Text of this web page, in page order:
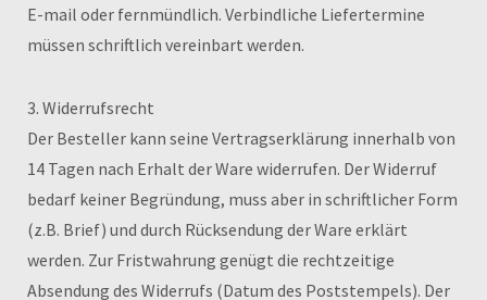
E-mail oder fernmündlich. Verbindliche Liefertermine
müssen schriftlich vereinbart werden.
3. Widerrufsrecht
Der Besteller kann seine Vertragserklärung innerhalb von
14 Tagen nach Erhalt der Ware widerrufen. Der Widerruf
bedarf keiner Begründung, muss aber in schriftlicher Form
(z.B. Brief) und durch Rücksendung der Ware erklärt
werden. Zur Fristwahrung genügt die rechtzeitige
Absendung des Widerrufs (Datum des Poststempels). Der